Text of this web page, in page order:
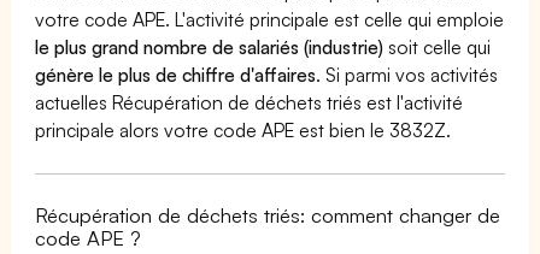
votre code APE. L'activité principale est celle qui emploie
le plus grand nombre de salariés (industrie) soit celle qui
génère le plus de chiffre d'affaires. Si parmi vos activités
actuelles Récupération de déchets triés est l'activité
principale alors votre code APE est bien le 3832Z.
Récupération de déchets triés: comment changer de
code APE ?